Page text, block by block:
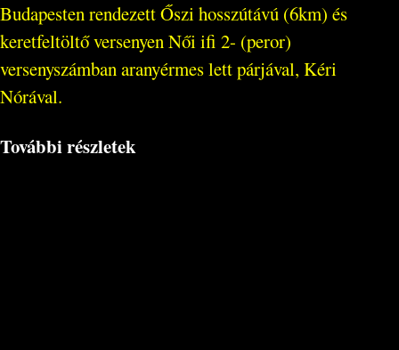
Budapesten rendezett Őszi hosszútávú (6km) és
keretfeltöltő versenyen Női ifi 2- (peror)
versenyszámban aranyérmes lett párjával, Kéri
Nórával.
További részletek